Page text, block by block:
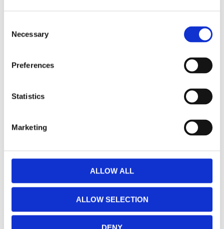
Selection
Necessary
Preferences
Statistics
Marketing
ALLOW ALL
ALLOW SELECTION
BESKRIVNING
LED-lampa med rökfärgat glas som sprider varmt
och mjukt sken. Lampan är dimmerkompatibel
Visa alla produkter från Star Trading